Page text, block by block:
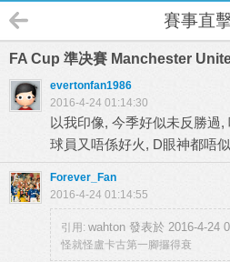
賽事直
FA Cup 準决賽 Manchester
evertonfan1986
2016-4-24 01:14:30
以我印像, 今季好似未反勝過
球員又唔係好火, D眼神都唔
Forever_Fan
2016-4-24 01:14:55
引用: wahton 發表於 2016-4-24
怪就怪盧卡古第一腳攞得衰